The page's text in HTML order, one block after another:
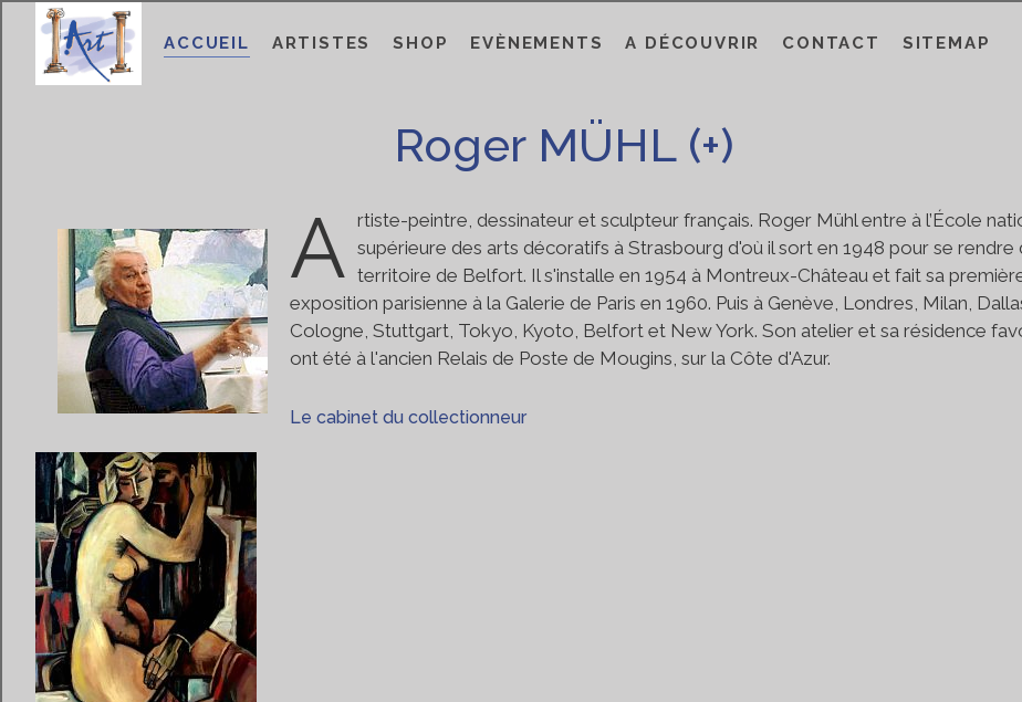
ACCUEIL ARTISTES SHOP EVÈNEMENTS A DÉCOUVRIR CONTACT SITEMAP
Roger MÜHL (+)
A rtiste-peintre, dessinateur et sculpteur français. Roger Mühl entre à l’École
supérieure des arts décoratifs à Strasbourg d'où il sort en 1948 pour se rendre
territoire de Belfort. Il s'installe en 1954 à Montreux-Château et fait sa
exposition parisienne à la Galerie de Paris en 1960. Puis à Genève, Londres, Milan,
Cologne, Stuttgart, Tokyo, Kyoto, Belfort et New York. Son atelier et sa résidence
ont été à l'ancien Relais de Poste de Mougins, sur la Côte d'Azur.
Le cabinet du collectionneur